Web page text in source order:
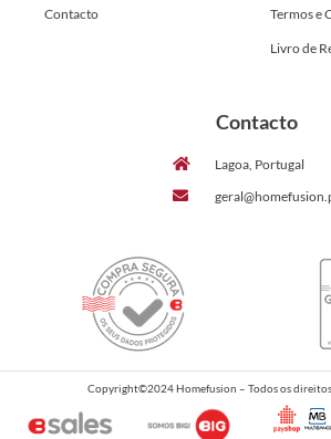
Contacto Termos e
Livro de
Contacto
Lagoa, Portugal
Copyright©2024 Homefusion – Todos os direitos